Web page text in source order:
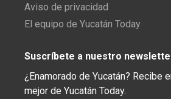
Aviso de privacidad
El equipo de Yucatán Today
Suscríbete a nuestro
¿Enamorado de Yucatán? Recibe
mejor de Yucatán Today.